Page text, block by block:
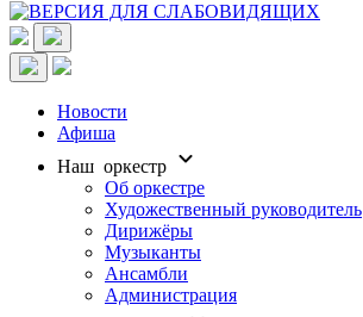
Новости
Афиша
Наш оркестр
Об оркестре
Художественный руководитель
Дирижёры
Музыканты
Ансамбли
Администрация